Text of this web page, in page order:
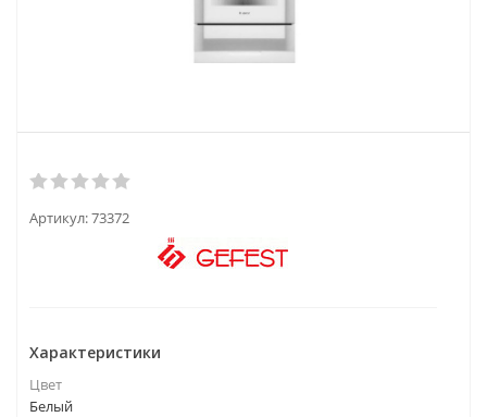
Артикул:73372
Характеристики
Цвет
Белый